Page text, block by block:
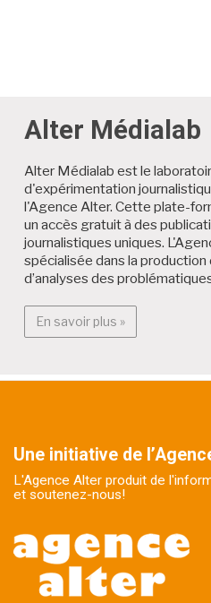
Alter Médialab
Alter Médialab est le
d'expérimentation
l'Agence Alter. Cette plate-
un accès gratuit à des
journalistiques uniques.
spécialisée dans la production
d’analyses des
En savoir plus »En savoir plus
Une initiative de
L'Agence Alter produit de
et soutenez-nous!